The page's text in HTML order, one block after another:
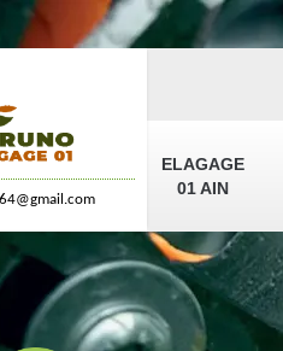
ELAGAGE
01 AIN